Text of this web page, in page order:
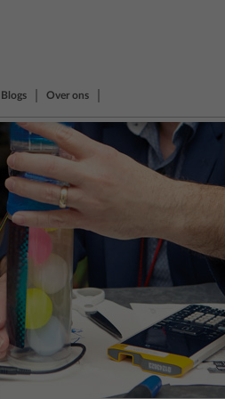
Blogs Over ons